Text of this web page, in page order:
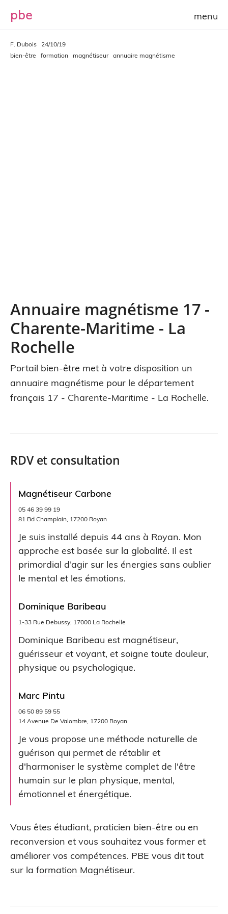
pbe
F. Dubois
24/10/19
bien-être
formation magnétiseur annuaire magnétisme
Annuaire magnétisme 17 -
Charente-Maritime - La
Rochelle
Portail bien-être met à votre disposition un
annuaire magnétisme pour le département
français 17 - Charente-Maritime - La Rochelle.
RDV et consultation
Magnétiseur Carbone
05 46 39 99 19
81 Bd Champlain, 17200 Royan
Je suis installé depuis 44 ans à Royan. Mon
approche est basée sur la globalité. Il est
primordial d’agir sur les énergies sans oublier
le mental et les émotions.
Dominique Baribeau
1-33 Rue Debussy, 17000 La Rochelle
Dominique Baribeau est magnétiseur,
guérisseur et voyant, et soigne toute douleur,
physique ou psychologique.
Marc Pintu
06 50 89 59 55
14 Avenue De Valombre, 17200 Royan
Je vous propose une méthode naturelle de
guérison qui permet de rétablir et
d'harmoniser le système complet de l'être
humain sur le plan physique, mental,
émotionnel et énergétique.
Vous êtes étudiant, praticien bien-être ou en
reconversion et vous souhaitez vous former et
améliorer vos compétences. PBE vous dit tout
sur la formation Magnétiseur.